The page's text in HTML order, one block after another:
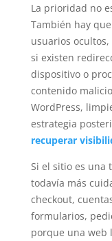
La prioridad no
También hay
usuarios
si existen
dispositivo o
contenido
WordPress,
estrategia
recuperar
Si el sitio es una
todavía más
checkout,
formularios,
porque una web